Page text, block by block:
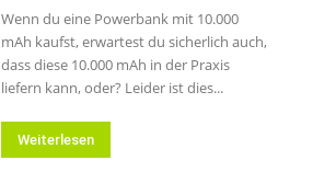
Wenn du eine Powerbank mit 10.000
mAh kaufst, erwartest du sicherlich auch,
dass diese 10.000 mAh in der Praxis
liefern kann, oder? Leider ist dies...
Weiterlesen